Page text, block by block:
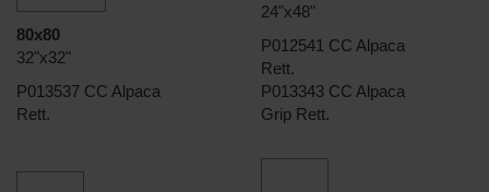
80x80
32"x32"
P013537 CC Alpaca
Rett.
24"x48"
P012541 CC Alpaca
Rett.
P013343 CC Alpaca
Grip Rett.